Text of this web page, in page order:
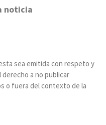
noticia
sea emitida con respeto y
a no publicar
o fuera del contexto de la